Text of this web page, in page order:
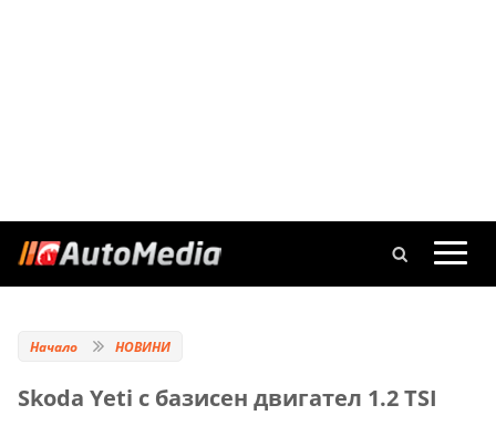
Начало НОВИНИ
Skoda Yeti с базисен двигател 1.2 TSI